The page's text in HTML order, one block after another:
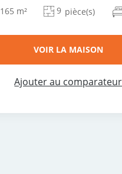
165 m² 9 pièce(s)
VOIR LA MAISON
Ajouter au comparateur